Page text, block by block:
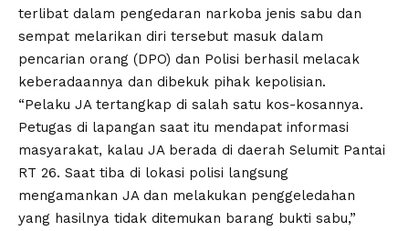
terlibat dalam pengedaran narkoba jenis sabu dan
sempat melarikan diri tersebut masuk dalam
pencarian orang (DPO) dan Polisi berhasil melacak
keberadaannya dan dibekuk pihak kepolisian.
“Pelaku JA tertangkap di salah satu kos-kosannya.
Petugas di lapangan saat itu mendapat informasi
masyarakat, kalau JA berada di daerah Selumit Pantai
RT 26. Saat tiba di lokasi polisi langsung
mengamankan JA dan melakukan penggeledahan
yang hasilnya tidak ditemukan barang bukti sabu,”